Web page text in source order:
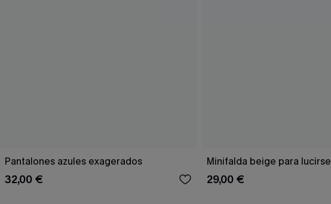
Pantalones azules exagerados
32,00 €
Minifalda beige para lucirse
29,00 €